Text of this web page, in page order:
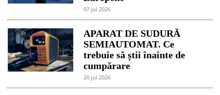
07 jul 2026
APARAT DE SUDURĂ
SEMIAUTOMAT. Ce
trebuie să știi înainte de
cumpărare
20 jul 2026